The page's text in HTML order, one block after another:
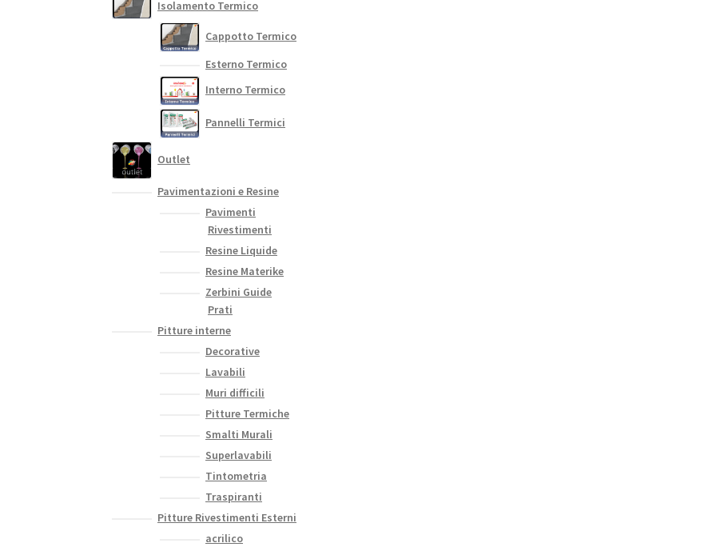
Isolamento Termico
Cappotto Termico
Esterno Termico
Interno Termico
Pannelli Termici
Outlet
Pavimentazioni e Resine
Pavimenti
Rivestimenti
Resine Liquide
Resine Materike
Zerbini Guide
Prati
Pitture interne
Decorative
Lavabili
Muri difficili
Pitture Termiche
Smalti Murali
Superlavabili
Tintometria
Traspiranti
Pitture Rivestimenti Esterni
acrilico